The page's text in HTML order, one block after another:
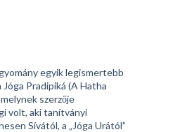
egyik legismertebb
Pradipiká (A Hatha
szerzője
volt, aki tanítványi
Sívától, a „Jóga Urától”